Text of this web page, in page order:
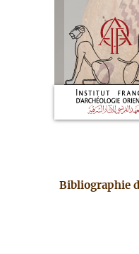
Bibliographie